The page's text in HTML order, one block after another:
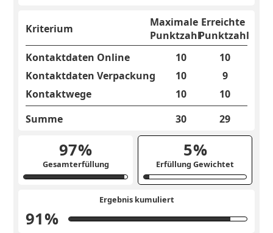
Kriterium
Maximale
Punktzahl
Erreichte
Punktzahl
Kontaktdaten Online
10
10
Kontaktdaten Verpackung
10
9
Kontaktwege
10
10
Summe
30 29
97%
Gesamterfüllung
5%
Erfüllung Gewichtet
Ergebnis kumuliert
91%